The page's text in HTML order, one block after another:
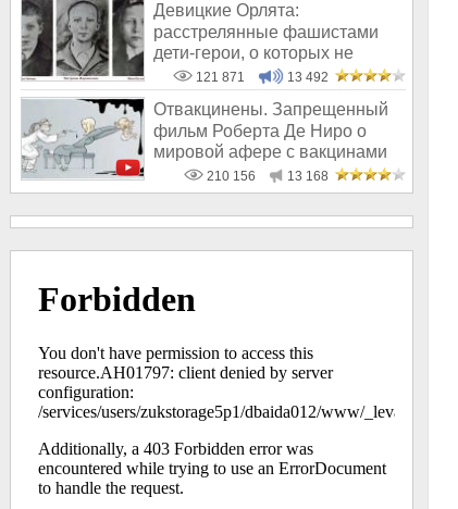
Девицкие Орлята:
расстрелянные фашистами
дети-герои, о которых не
рассказывают в шк
121 871 13 492
Отвакцинены. Запрещенный
фильм Роберта Де Ниро о
мировой афере с вакцинами
210 156 13 168